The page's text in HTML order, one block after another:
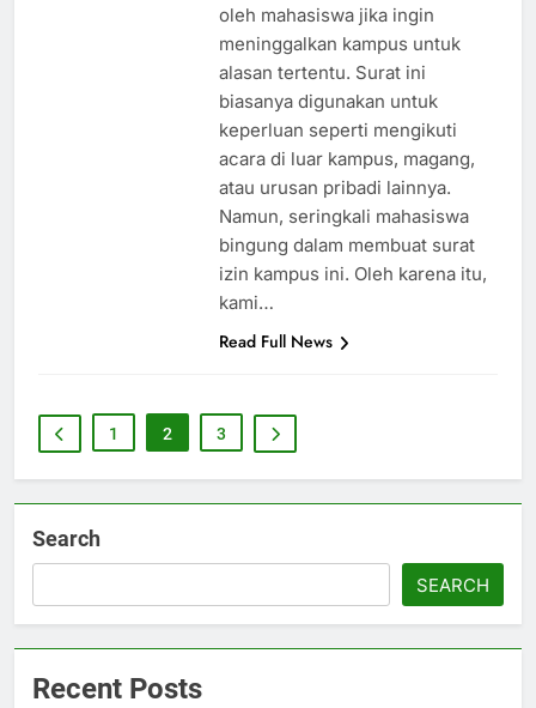
oleh mahasiswa jika ingin
meninggalkan kampus untuk
alasan tertentu. Surat ini
biasanya digunakan untuk
keperluan seperti mengikuti
acara di luar kampus, magang,
atau urusan pribadi lainnya.
Namun, seringkali mahasiswa
bingung dalam membuat surat
izin kampus ini. Oleh karena itu,
kami…
Read Full News
1 2 3
Search
SEARCH
Recent Posts